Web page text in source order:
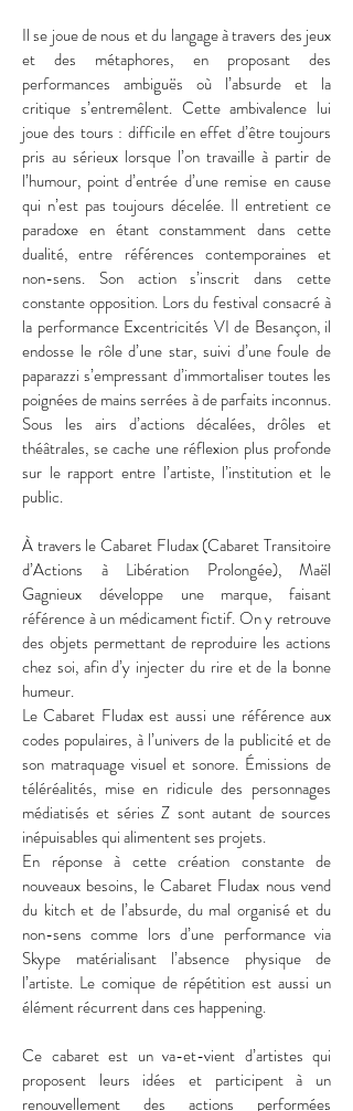
Il se joue de nous et du langage à travers des jeux
et des métaphores, en proposant des
performances ambiguës où l’absurde et la
critique s’entremêlent. Cette ambivalence lui
joue des tours : difficile en effet d’être toujours
pris au sérieux lorsque l’on travaille à partir de
l’humour, point d’entrée d’une remise en cause
qui n’est pas toujours décelée. Il entretient ce
paradoxe en étant constamment dans cette
dualité, entre références contemporaines et
non-sens. Son action s’inscrit dans cette
constante opposition. Lors du festival consacré à
la performance Excentricités VI de Besançon, il
endosse le rôle d’une star, suivi d’une foule de
paparazzi s’empressant d’immortaliser toutes les
poignées de mains serrées à de parfaits inconnus.
Sous les airs d’actions décalées, drôles et
théâtrales, se cache une réflexion plus profonde
sur le rapport entre l’artiste, l’institution et le
public.
À travers le Cabaret Fludax (Cabaret Transitoire
d’Actions à Libération Prolongée), Maël
Gagnieux développe une marque, faisant
référence à un médicament fictif. On y retrouve
des objets permettant de reproduire les actions
chez soi, afin d’y injecter du rire et de la bonne
humeur.
Le Cabaret Fludax est aussi une référence aux
codes populaires, à l’univers de la publicité et de
son matraquage visuel et sonore. Émissions de
téléréalités, mise en ridicule des personnages
médiatisés et séries Z sont autant de sources
inépuisables qui alimentent ses projets.
En réponse à cette création constante de
nouveaux besoins, le Cabaret Fludax nous vend
du kitch et de l’absurde, du mal organisé et du
non-sens comme lors d’une performance via
Skype matérialisant l’absence physique de
l’artiste. Le comique de répétition est aussi un
élément récurrent dans ces happening.
Ce cabaret est un va-et-vient d’artistes qui
proposent leurs idées et participent à un
renouvellement des actions performées